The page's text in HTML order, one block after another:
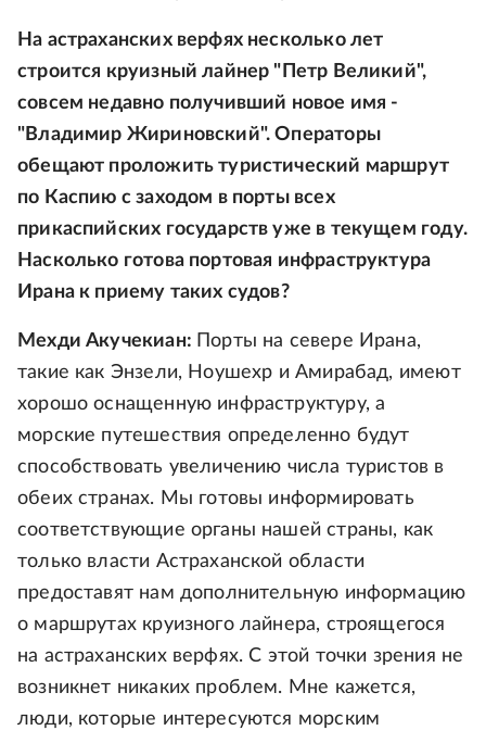
На астраханских верфях несколько лет
строится круизный лайнер "Петр Великий",
совсем недавно получивший новое имя -
"Владимир Жириновский". Операторы
обещают проложить туристический маршрут
по Каспию с заходом в порты всех
прикаспийских государств уже в текущем году.
Насколько готова портовая инфраструктура
Ирана к приему таких судов?
Мехди Акучекиан:
Порты на севере Ирана,
такие как Энзели, Ноушехр и Амирабад, имеют
хорошо оснащенную инфраструктуру, а
морские путешествия определенно будут
способствовать увеличению числа туристов в
обеих странах. Мы готовы информировать
соответствующие органы нашей страны, как
только власти Астраханской области
предоставят нам дополнительную информацию
о маршрутах круизного лайнера, строящегося
на астраханских верфях. С этой точки зрения не
возникнет никаких проблем. Мне кажется,
люди, которые интересуются морским